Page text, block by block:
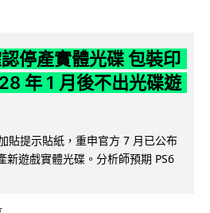
停產實體光碟 包裝印
年 1 月後不出光碟遊
貼提示貼紙，重申官方 7 月已公布
新遊戲實體光碟。分析師預期 PS6